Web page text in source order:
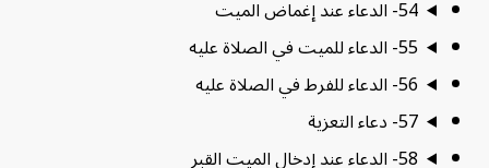
54- الدعاء عند إغماض الميت
55- الدعاء للميت في الصلاة عليه
56- الدعاء للفرط في الصلاة عليه
57- دعاء التعزية
58- الدعاء عند إدخال الميت القبر